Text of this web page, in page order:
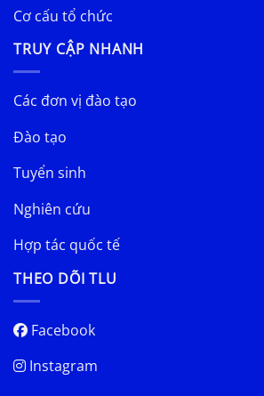
Cơ cấu tổ chức
TRUY CẬP NHANH
Các đơn vị đào tạo
Đào tạo
Tuyển sinh
Nghiên cứu
Hợp tác quốc tế
THEO DÕI TLU
Facebook
Instagram